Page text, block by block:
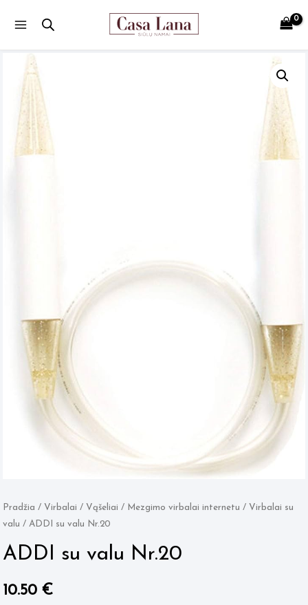
Menu
Pradžia / Virbalai / Vąšeliai / Mezgimo virbalai internetu / Virbalai su
valu / ADDI su valu Nr.20
ADDI su valu Nr.20
10.50 €